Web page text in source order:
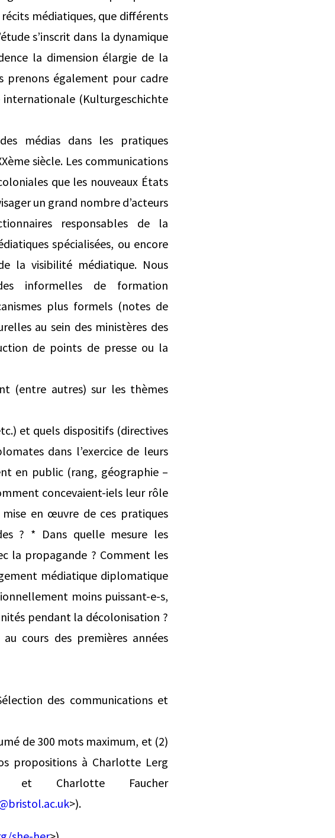
médiatiques, que différents
s’inscrit dans la dynamique
la dimension élargie de la
prenons également pour cadre
(Kulturgeschichte
médias dans les pratiques
siècle. Les communications
que les nouveaux États
un grand nombre d’acteurs
responsables de la
spécialisées, ou encore
la visibilité médiatique. Nous
informelles de formation
plus formels (notes de
au sein des ministères des
de points de presse ou la
(entre autres) sur les thèmes
et quels dispositifs (directives
dans l’exercice de leurs
en public (rang, géographie –
concevaient‑iels leur rôle
en œuvre de ces pratiques
? * Dans quelle mesure les
la propagande ? Comment les
médiatique diplomatique
moins puissant-e-s,
pendant la décolonisation ?
cours des premières années
des communications et
de 300 mots maximum, et (2)
propositions à Charlotte Lerg
et Charlotte Faucher
>).